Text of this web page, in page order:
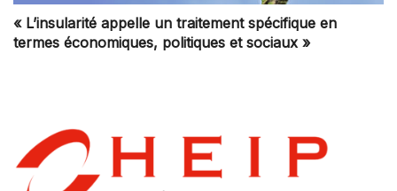
« L’insularité appelle un traitement spécifique en
termes économiques, politiques et sociaux »